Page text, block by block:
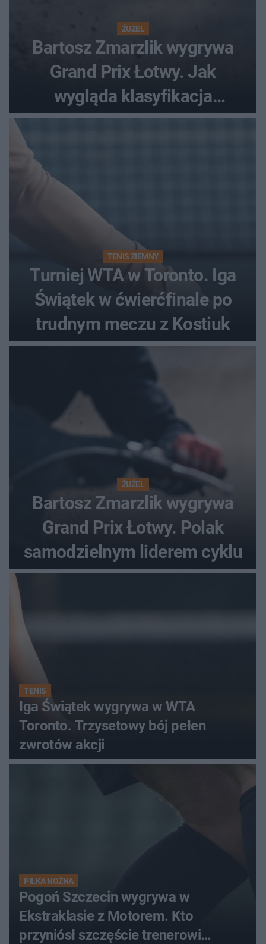
ŻUŻEL
Bartosz Zmarzlik wygrywa
Grand Prix Łotwy. Jak
wygląda klasyfikacja
generalna cyklu?
TENIS ZIEMNY
Turniej WTA w Toronto. Iga
Świątek w ćwierćfinale po
trudnym meczu z Kostiuk
ŻUŻEL
Bartosz Zmarzlik wygrywa
Grand Prix Łotwy. Polak
samodzielnym liderem cyklu
TENIS
Iga Świątek wygrywa w WTA
Toronto. Trzysetowy bój pełen
zwrotów akcji
PIŁKA NOŻNA
Pogoń Szczecin wygrywa w
Ekstraklasie z Motorem. Kto
przyniósł szczęście trenerowi